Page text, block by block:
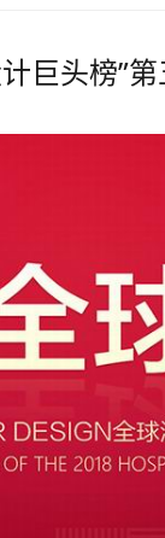
巨头榜”第